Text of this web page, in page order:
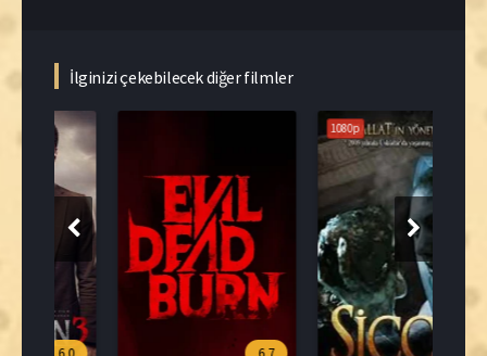
İlginizi çekebilecek diğer filmler